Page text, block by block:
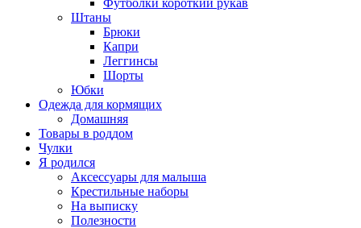
Футболки короткий рукав
Штаны
Брюки
Капри
Леггинсы
Шорты
Юбки
Одежда для кормящих
Домашняя
Товары в роддом
Чулки
Я родился
Аксессуары для малыша
Крестильные наборы
На выписку
Полезности